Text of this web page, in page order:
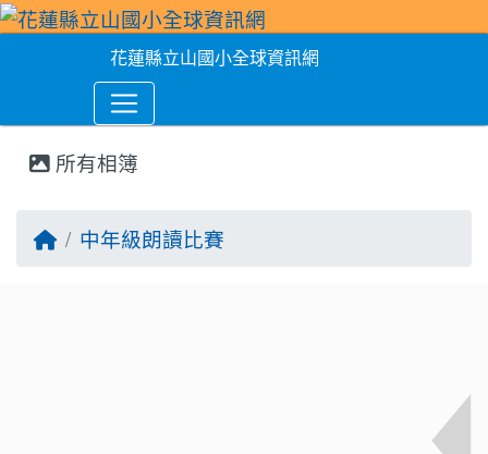
花蓮縣立山國小全球資訊網
所有相簿
回首頁
中年級朗讀比賽